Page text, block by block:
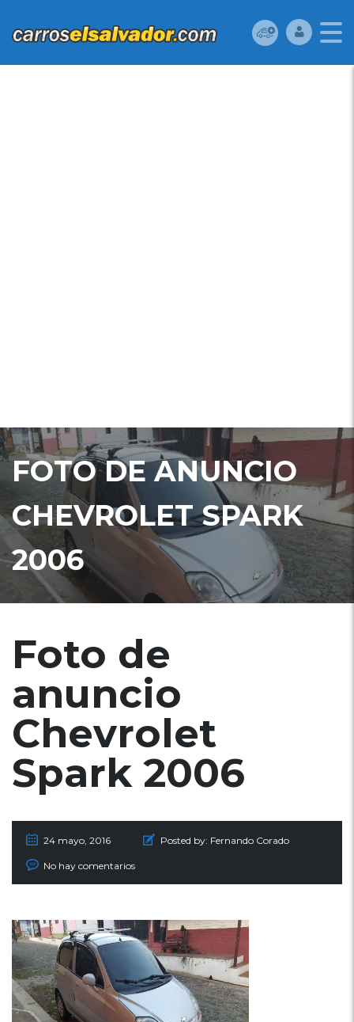
FOTO DE ANUNCIO
CHEVROLET SPARK
2006
Foto de
anuncio
Chevrolet
Spark 2006
24 mayo, 2016 Posted by: Fernando Corado
No hay comentarios